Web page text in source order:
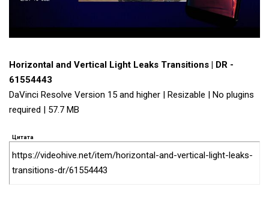
Horizontal and Vertical Light Leaks Transitions | DR -
61554443
DaVinci Resolve Version 15 and higher | Resizable | No plugins
required | 57.7 MB
Цитата
https://videohive.net/item/horizontal-and-vertical-light-leaks-
transitions-dr/61554443